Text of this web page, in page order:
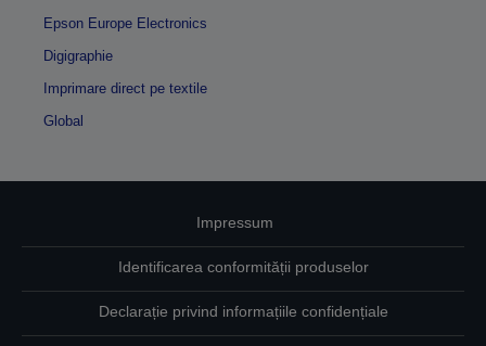
Epson Europe Electronics
Digigraphie
Imprimare direct pe textile
Global
Impressum
Identificarea conformității produselor
Declarație privind informațiile confidențiale